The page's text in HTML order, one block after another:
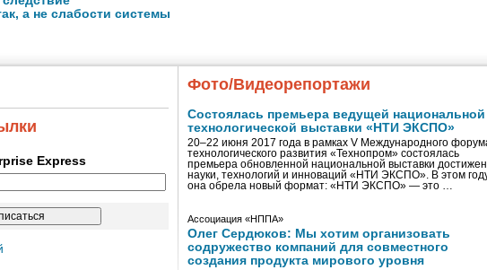
а не слабости системы
Express
Фото/Видеорепортажи
Состоялась премьера ведущей национальной
технологической выставки «НТИ ЭКСПО»
20–22 июня 2017 года в рамках V Международного
технологического развития «Технопром» состоялась
премьера обновленной национальной выставки
науки, технологий и инноваций «НТИ ЭКСПО». В этом
она обрела новый формат: «НТИ ЭКСПО» — это …
Ассоциация «НППА»
Олег Сердюков: Мы хотим организовать
содружество компаний для совместного
создания продукта мирового уровня